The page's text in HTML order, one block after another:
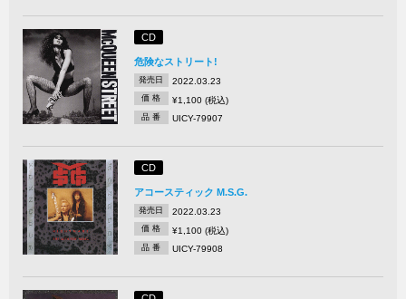
CD
危険なストリート!
発売日 2022.03.23
価 格 ¥1,100 (税込)
品 番 UICY-79907
CD
アコースティック M.S.G.
発売日 2022.03.23
価 格 ¥1,100 (税込)
品 番 UICY-79908